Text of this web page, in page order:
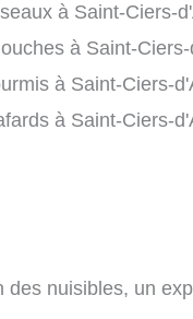
à Saint-Ciers-
à Saint-
à Saint-Ciers-
à Saint-Ciers-
nuisibles, un